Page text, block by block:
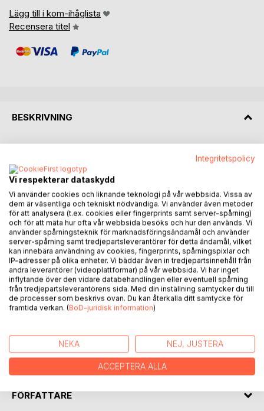
Lägg till i kom-ihåglista
Recensera titel
BESKRIVNING
mot å fiske. Men når snøret sitter fast, drar Jón opp mer
enn han noen gang kunne ha forestilt seg.
Under vannflaten skjuler det seg en hemmelighet som
knytter ham til to mektige menn - tidligere venner, nå bitre
fiender - og til en ung kvinne som lever et liv bygd på hevn.
Historien strekker seg fra en dramatisk flukt fra Russland
tjue år tidligere, via franske vinmarker og luksuriøs cognac,
til et nådeløst oppgjør i Norge og Oslos gater. Et nett av
løgner, forræderi og gamle sår som aldri har grodd,
strammes til.
For én mann er hevnen det eneste han har igjen. Uten den
Og når fortiden endelig bryter gjennom overflaten, er det
ingen som slipper unna.
FÖRFATTARE
Integritetspolicy
Vi respekterar dataskydd
Vi använder cookies och liknande teknologi på vår webbsida. Vissa av
dem är väsentliga och tekniskt nödvändiga. Vi använder även metoder
för att analysera (t.ex. cookies eller fingerprints samt server-spårning)
och för att mäta hur ofta vår webbsida besöks och hur den används. Vi
använder spårningsteknik för marknadsföringsändamål och använder
server-spårning samt tredjepartsleverantörer för detta ändamål, vilket
kan innebära användning av cookies, fingerprints, spårningspixlar och
IP-adresser på olika enheter. Vi bäddar även in tredjepartsinnehåll från
andra leverantörer (videoplattformar) på vår webbsida. Vi har inget
inflytande över den vidare databehandlingen eller eventuell spårning
från tredjepartsleverantörens sida. Med din inställning samtycker du till
de processer som beskrivs ovan. Du kan återkalla ditt samtycke för
framtida verkan. (BoD-juridisk information)
NEKA NEJ, JUSTERA
ACCEPTERA ALLA